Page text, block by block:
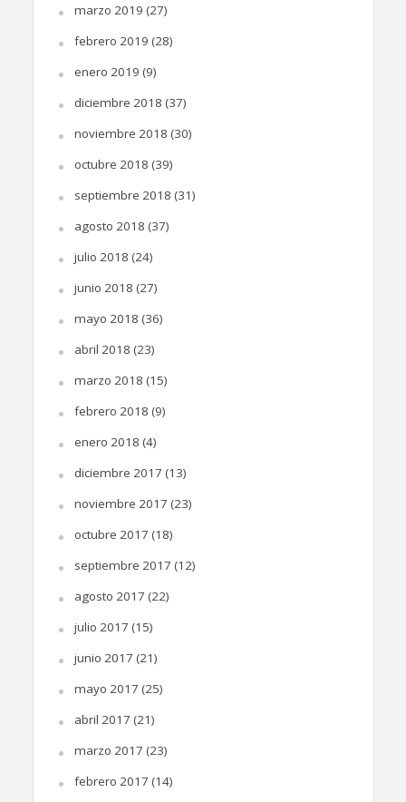
marzo 2019 (27)
febrero 2019 (28)
enero 2019 (9)
diciembre 2018 (37)
noviembre 2018 (30)
octubre 2018 (39)
septiembre 2018 (31)
agosto 2018 (37)
julio 2018 (24)
junio 2018 (27)
mayo 2018 (36)
abril 2018 (23)
marzo 2018 (15)
febrero 2018 (9)
enero 2018 (4)
diciembre 2017 (13)
noviembre 2017 (23)
octubre 2017 (18)
septiembre 2017 (12)
agosto 2017 (22)
julio 2017 (15)
junio 2017 (21)
mayo 2017 (25)
abril 2017 (21)
marzo 2017 (23)
febrero 2017 (14)